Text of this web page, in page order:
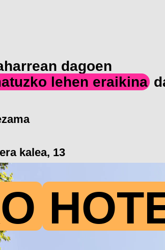
dagoen
lehen eraikina
kalea, 13